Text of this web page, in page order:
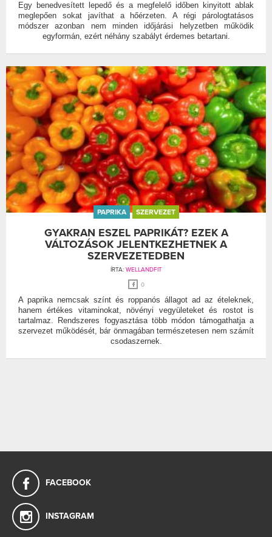
Egy benedvesített lepedő és a megfelelő időben kinyitott ablak
meglepően sokat javíthat a hőérzeten. A régi párologtatásos
módszer azonban nem minden időjárási helyzetben működik
egyformán, ezért néhány szabályt érdemes betartani.
PAPRIKA SZERVEZET
GYAKRAN ESZEL PAPRIKÁT? EZEK A
VÁLTOZÁSOK JELENTKEZHETNEK A
SZERVEZETEDBEN
ÍRTA: WELLANDFIT
0
A paprika nemcsak színt és roppanós állagot ad az ételeknek,
hanem értékes vitaminokat, növényi vegyületeket és rostot is
tartalmaz. Rendszeres fogyasztása több módon támogathatja a
szervezet működését, bár önmagában természetesen nem számít
csodaszernek.
FACEBOOK
INSTAGRAM